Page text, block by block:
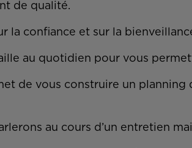
de qualité.
la confiance et sur la
au quotidien pour vous
de vous construire un
au cours d’un entretien